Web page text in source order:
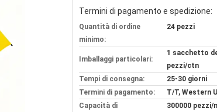
Termini di pagamento e spedizione:
Quantità di ordine
minimo:
24 pezzi
Imballaggi particolari:
1 sacchetto
pezzi/ctn
Tempi di consegna:
25-30 giorni
Termini di pagamento:
T/T, Western
Capacità di
300000 pezzi/